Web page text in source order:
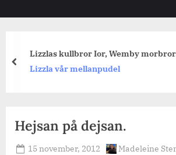
Lizzlas kullbror Ior, Wemby
Lizzla vår mellanpudel
prev
Hejsan på dejsan.
Posted
15 november, 2012 By
Madeleine